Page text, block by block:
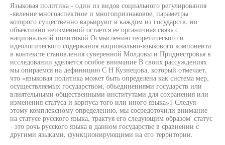
Языковая политика - один из видов социального регулирования
-явление многоаспектное и многопризнаковое, параметры
которого существенно варьируют в каждом из государств, но
объективно неизменной остается ее органичная связь с
национальной политикой Осмыслению теоретического и
идеологического содержания национально-языкового компонента
в контексте становления суверенной Молдовы и Приднестровья в
исследовании уделяется особое внимание В своих рассуждениях
мы опираемся на дефиницию С Н Кузнецова, который отмечает,
что «языковая политика может быть определена как система мер,
осуществляемых государством, объединениями государств или
влиятельными общественными институтами для сохранения или
изменения статуса и корпуса того или иного языка»1 Следуя
этому комплексному определению, мы сосредоточили внимание
на статусе русского языка, трактуя его следующим образом' статус
- это рочь русского языка в данном государстве в сравнении с
другими языками, функционирующими на его территории.